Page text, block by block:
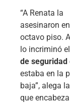
“A Renata la
asesinaron
octavo piso.
lo incriminó el
de seguridad
estaba en la
baja”, alega
que